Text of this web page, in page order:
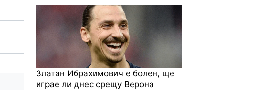
Златан Ибрахимович е болен, ще
играе ли днес срещу Верона